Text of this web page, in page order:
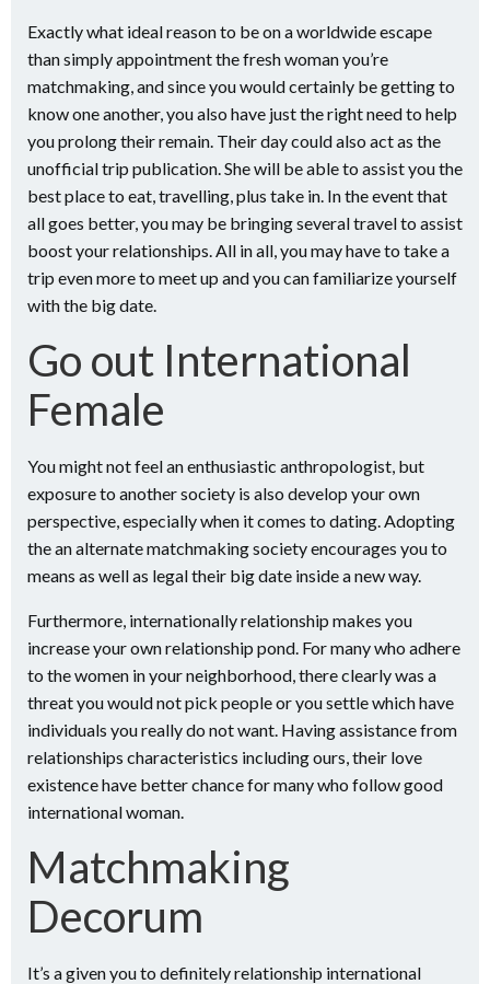
Exactly what ideal reason to be on a worldwide escape
than simply appointment the fresh woman you’re
matchmaking, and since you would certainly be getting to
know one another, you also have just the right need to help
you prolong their remain. Their day could also act as the
unofficial trip publication. She will be able to assist you the
best place to eat, travelling, plus take in. In the event that
all goes better, you may be bringing several travel to assist
boost your relationships. All in all, you may have to take a
trip even more to meet up and you can familiarize yourself
with the big date.
Go out International
Female
You might not feel an enthusiastic anthropologist, but
exposure to another society is also develop your own
perspective, especially when it comes to dating. Adopting
the an alternate matchmaking society encourages you to
means as well as legal their big date inside a new way.
Furthermore, internationally relationship makes you
increase your own relationship pond. For many who adhere
to the women in your neighborhood, there clearly was a
threat you would not pick people or you settle which have
individuals you really do not want. Having assistance from
relationships characteristics including ours, their love
existence have better chance for many who follow good
international woman.
Matchmaking
Decorum
It’s a given you to definitely relationship international